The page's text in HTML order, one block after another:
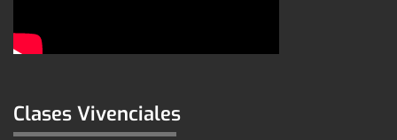
Clases Vivenciales